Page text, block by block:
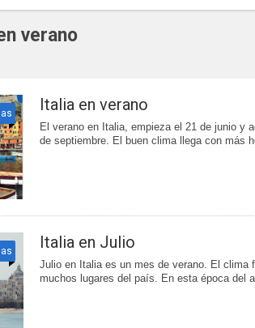
verano
Italia en verano
El verano en Italia, empieza el 21 de junio y
de septiembre. El buen clima llega con más
Italia en Julio
Julio en Italia es un mes de verano. El clima
muchos lugares del país. En esta época del